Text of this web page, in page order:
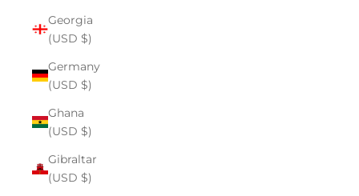
Georgia
(USD $)
Germany
(USD $)
Ghana
(USD $)
Gibraltar
(USD $)